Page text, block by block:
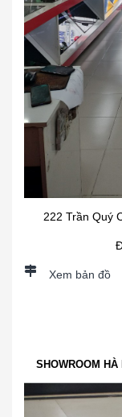
222 Trần Quý
Xem bản đồ
SHOWROOM HÀ